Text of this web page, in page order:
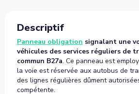
Descriptif
Panneau obligation signalant une
véhicules des services réguliers de
commun B27a. Ce panneau est
la voie est réservée aux autobus de
des lignes régulières dûment
compétente.